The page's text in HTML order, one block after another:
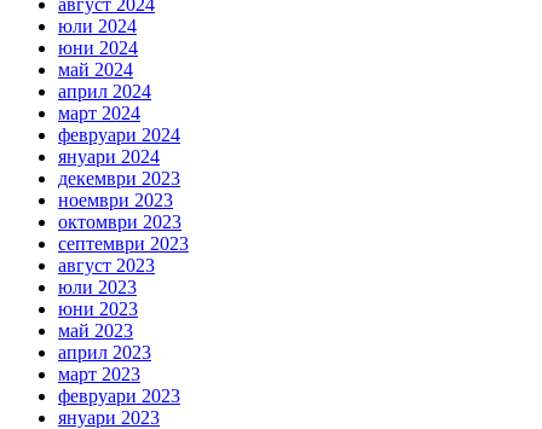
юли 2024
юни 2024
май 2024
април 2024
март 2024
февруари 2024
януари 2024
декември 2023
ноември 2023
октомври 2023
септември 2023
август 2023
юли 2023
юни 2023
май 2023
април 2023
март 2023
февруари 2023
януари 2023